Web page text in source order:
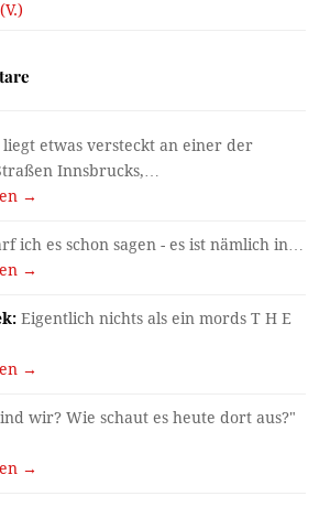
liegt etwas versteckt an einer der
Innsbrucks,…
→
ich es schon sagen - es ist nämlich in…
→
Eigentlich nichts als ein mords T H E
→
wir? Wie schaut es heute dort aus?"
→